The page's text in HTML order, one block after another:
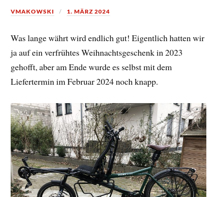
VMAKOWSKI 1. MÄRZ 2024
Was lange währt wird endlich gut! Eigentlich hatten wir
ja auf ein verfrühtes Weihnachtsgeschenk in 2023
gehofft, aber am Ende wurde es selbst mit dem
Liefertermin im Februar 2024 noch knapp.